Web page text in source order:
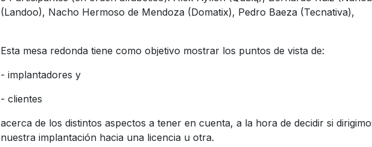
(Landoo), Nacho Hermoso de Mendoza (Domatix), Pedro Baeza (Tecnativa),
Esta mesa redonda tiene como objetivo mostrar los puntos de vista de:
- implantadores y
- clientes
acerca de los distintos aspectos a tener en cuenta, a la hora de decidir si
nuestra implantación hacia una licencia u otra.